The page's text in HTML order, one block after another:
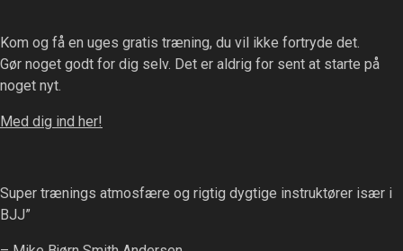
Kom og få en uges gratis træning, du vil ikke fortryde det.
Gør noget godt for dig selv. Det er aldrig for sent at starte på
noget nyt.
Med dig ind her!
Super trænings atmosfære og rigtig dygtige instruktører især i
BJJ”